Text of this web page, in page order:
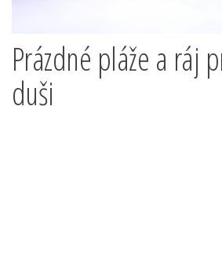
Prázdné pláže a ráj
duši